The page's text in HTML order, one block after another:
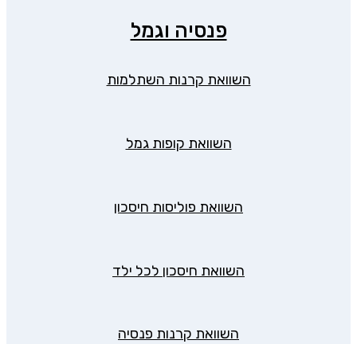
פנסיה וגמל
השוואת קרנות השתלמות
השוואת קופות גמל
השוואת פוליסות חיסכון
השוואת חיסכון לכל ילד
השוואת קרנות פנסיה